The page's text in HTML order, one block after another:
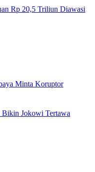
Rp 20,5 Triliun Diawasi
Minta Koruptor
Jokowi Tertawa